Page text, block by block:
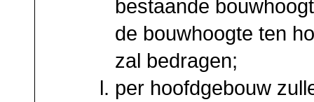
bestaande
de bouwhoogte ten
zal bedragen;
per hoofdgebouw